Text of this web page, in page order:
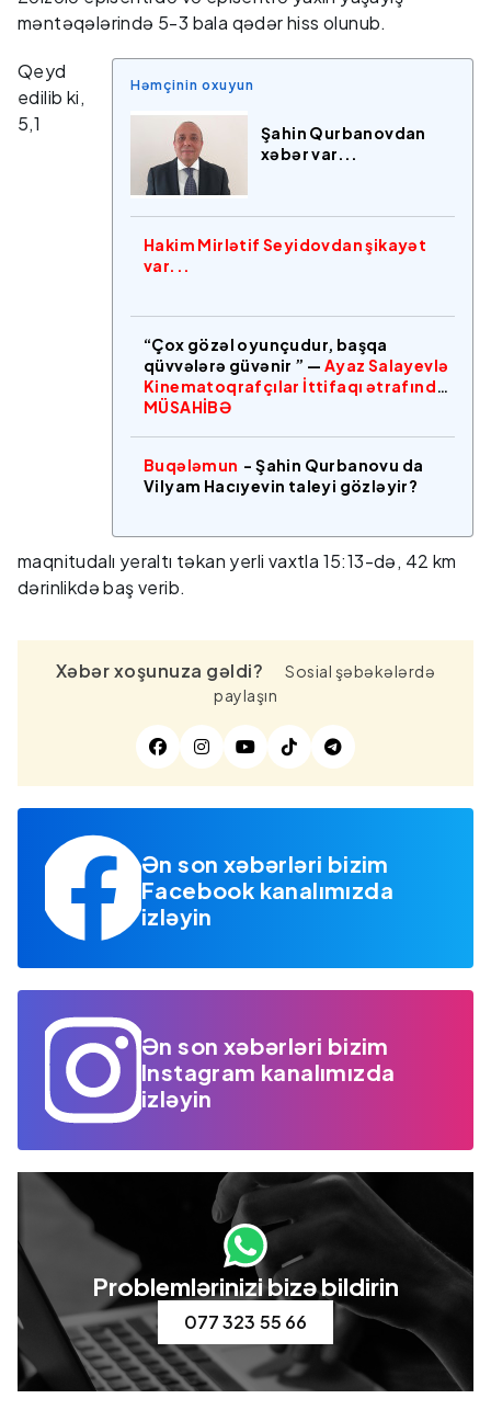
məntəqələrində 5-3 bala qədər hiss olunub.
Həmçinin oxuyun
Şahin Qurbanovdan
xəbər var...
Hakim Mirlətif Seyidovdan şikayət
var...
“Çox gözəl oyunçudur, başqa
qüvvələrə güvənir ” — Ayaz Salayevlə
Kinematoqrafçılar İttifaqı ətrafında
MÜSAHİBƏ
Buqələmun - Şahin Qurbanovu da
Vilyam Hacıyevin taleyi gözləyir?
Qeyd
edilib ki,
5,1
maqnitudalı yeraltı təkan yerli vaxtla 15:13-də, 42 km
dərinlikdə baş verib.
Xəbər xoşunuza gəldi?
Sosial şəbəkələrdə
paylaşın
Ən son xəbərləri bizim
Facebook kanalımızda
izləyin
Ən son xəbərləri bizim
Instagram kanalımızda
izləyin
Problemlərinizi bizə bildirin
077 323 55 66